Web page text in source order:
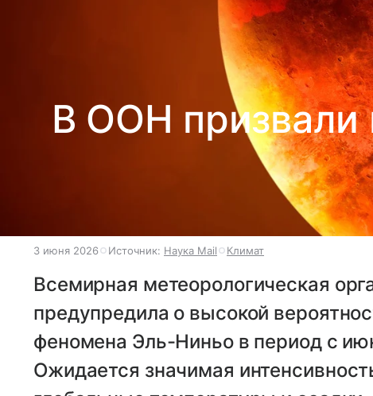
В ООН призвали
3 июня 2026 Источник: Наука Mail Климат
Всемирная метеорологическая
предупредила о высокой
феномена Эль-Ниньо в период с
Ожидается значимая